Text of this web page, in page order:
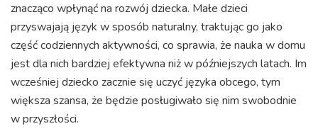
znacząco wpłynąć na rozwój dziecka. Małe dzieci
przyswajają język w sposób naturalny, traktując go jako
część codziennych aktywności, co sprawia, że nauka w domu
jest dla nich bardziej efektywna niż w późniejszych latach. Im
wcześniej dziecko zacznie się uczyć języka obcego, tym
większa szansa, że będzie posługiwało się nim swobodnie
w przyszłości.